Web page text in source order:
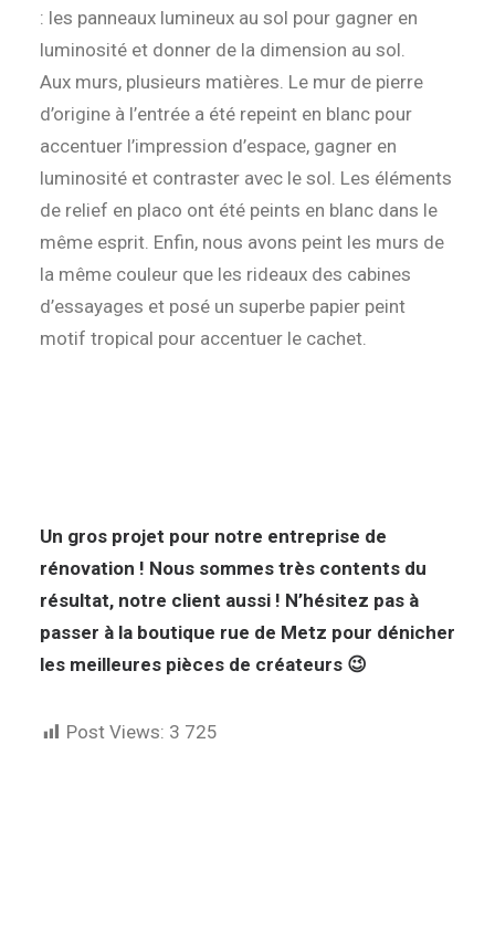
: les panneaux lumineux au sol pour gagner en
luminosité et donner de la dimension au sol.
Aux murs, plusieurs matières. Le mur de pierre
d’origine à l’entrée a été repeint en blanc pour
accentuer l’impression d’espace, gagner en
luminosité et contraster avec le sol. Les éléments
de relief en placo ont été peints en blanc dans le
même esprit. Enfin, nous avons peint les murs de
la même couleur que les rideaux des cabines
d’essayages et posé un superbe papier peint
motif tropical pour accentuer le cachet.
Un gros projet pour notre entreprise de
rénovation ! Nous sommes très contents du
résultat, notre client aussi ! N’hésitez pas à
passer à la boutique rue de Metz pour dénicher
les meilleures pièces de créateurs 😉
Post Views: 3 725